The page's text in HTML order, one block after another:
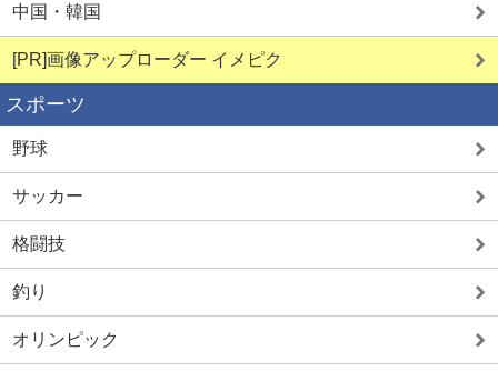
中国・韓国
[PR]画像アップローダー イメピク
スポーツ
野球
サッカー
格闘技
釣り
オリンピック